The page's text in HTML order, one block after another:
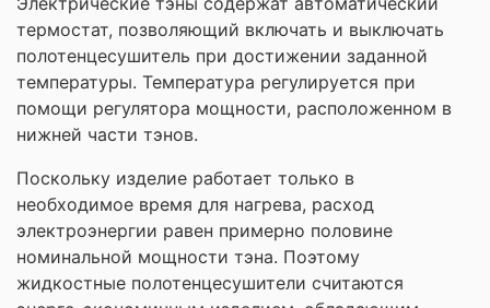
термостат, позволяющий включать и выключать
полотенцесушитель при достижении заданной
температуры. Температура регулируется при
помощи регулятора мощности, расположенном в
нижней части тэнов.
Поскольку изделие работает только в
необходимое время для нагрева, расход
электроэнергии равен примерно половине
номинальной мощности тэна. Поэтому
жидкостные полотенцесушители считаются